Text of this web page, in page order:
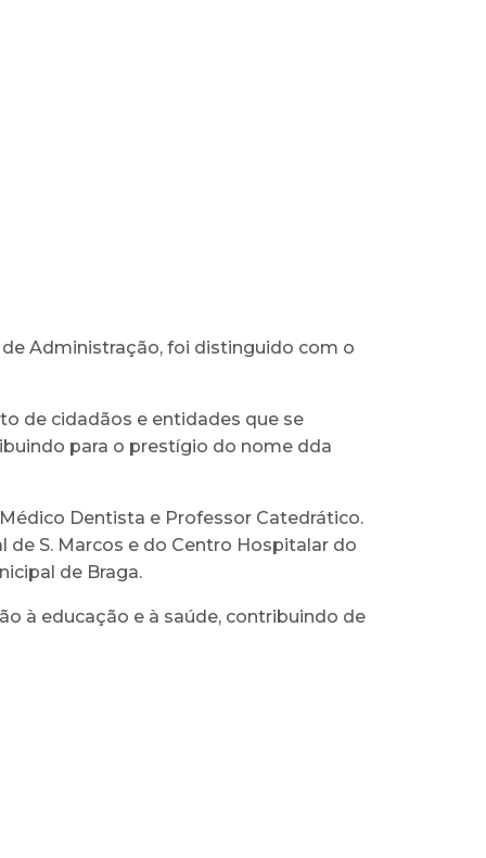
Administração, foi distinguido com o
de cidadãos e entidades que se
para o prestígio do nome dda
Dentista e Professor Catedrático.
S. Marcos e do Centro Hospitalar do
de Braga.
à educação e à saúde, contribuindo de